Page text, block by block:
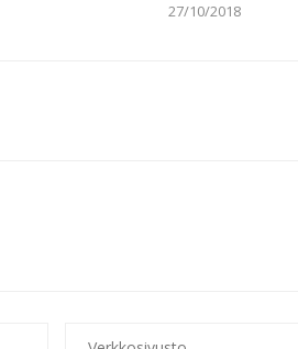
27/10/2018